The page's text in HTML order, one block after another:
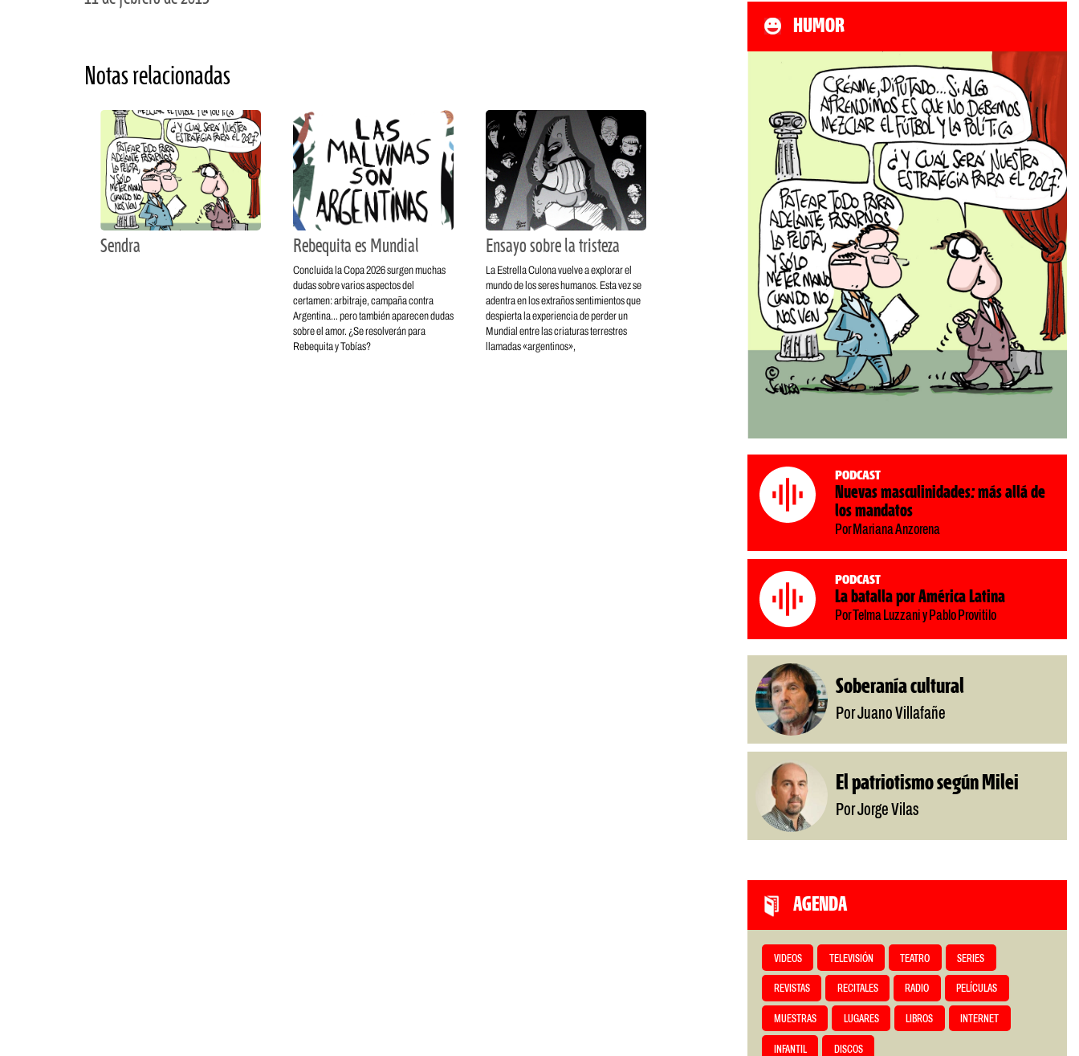
Notas relacionadas
Sendra Rebequita es Mundial
Concluida la Copa 2026 surgen muchas
dudas sobre varios aspectos del
certamen: arbitraje, campaña contra
Argentina… pero también aparecen dudas
sobre el amor. ¿Se resolverán para
Rebequita y Tobías?
Ensayo sobre la tristeza
La Estrella Culona vuelve a explorar el
mundo de los seres humanos. Esta vez se
adentra en los extraños sentimientos que
despierta la experiencia de perder un
Mundial entre las criaturas terrestres
llamadas «argentinos»,
HUMOR
Podcast
Nuevas masculinidades: más allá de
los mandatos
Por Mariana Anzorena
Podcast
La batalla por América Latina
Por Telma Luzzani y Pablo Provitilo
Soberanía cultural
Por Juano Villafañe
El patriotismo según Milei
Por Jorge Vilas
AGENDA
VIDEOS TELEVISIÓN TEATRO SERIES
REVISTAS RECITALES RADIO PELÍCULAS
MUESTRAS LUGARES LIBROS INTERNET
INFANTIL DISCOS